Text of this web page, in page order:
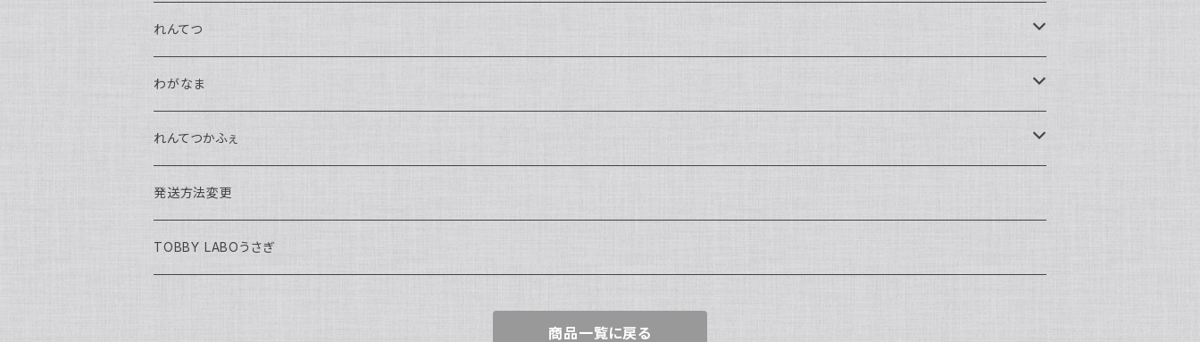
れんてつ
馬鉄かもめ生誕祭2026
れんてつ関西遠征2026
濱口ハンナ
軌条あさま
れんてつ新衣装獲得の試練2026
濱口ハンナ生誕祭2026
わがなま
チェキ
2026年迎える
わがなまワンマン
れんてつかふぇ
ハロウィン2025
まるよ生誕2026
発送方法変更
TOBBY LABOうさぎ
商品一覧に戻る